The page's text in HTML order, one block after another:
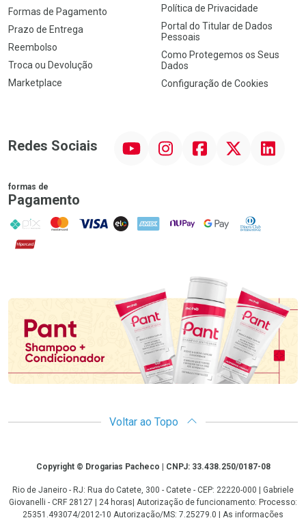
Formas de Pagamento
Prazo de Entrega
Reembolso
Troca ou Devolução
Marketplace
Política de Privacidade
Portal do Titular de Dados
Pessoais
Como Protegemos os Seus
Dados
Configuração de Cookies
Redes Sociais InstagramFacebook Linkedin
formas de
Pagamento
PIX MasterCard
VISA ELO AMEX NuPay Google PayDiners Club
Hipercard
Promoção em Destaque
Voltar ao Topo
CopyrightCopyright © Drogarias Pacheco | CNPJ: 33.438.250/0187-08
Rio de Janeiro - RJ: Rua do Catete, 300 - Catete - CEP: 22220-000 | Gabriele
Giovanelli - CRF 28127 | 24 horas| Autorização de funcionamento: Processo:
25351.493074/2012-10 Autorização/MS: 7.25279.0 | As informações